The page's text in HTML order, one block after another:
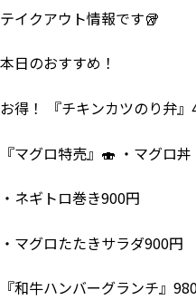
テイクアウト情報です🥡
本日のおすすめ！
お得！ 『チキンカツのり弁
『マグロ特売』🍣 ・マグロ
・ネギトロ巻き900円
・マグロたたきサラダ900円
『和牛ハンバーグランチ』